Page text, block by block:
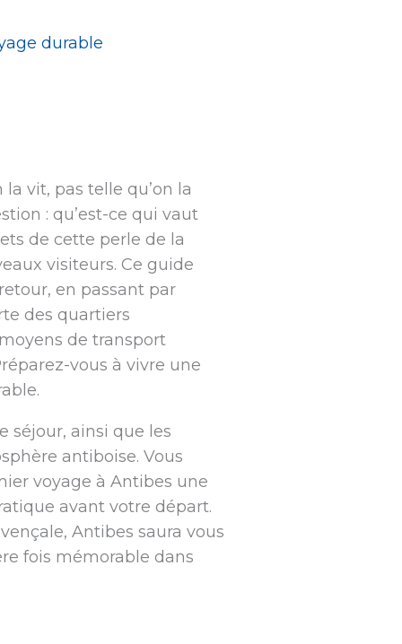
durable
vit, pas telle qu’on la
: qu’est-ce qui vaut
de cette perle de la
visiteurs. Ce guide
en passant par
des quartiers
de transport
vous à vivre une
séjour, ainsi que les
antiboise. Vous
voyage à Antibes une
avant votre départ.
Antibes saura vous
fois mémorable dans